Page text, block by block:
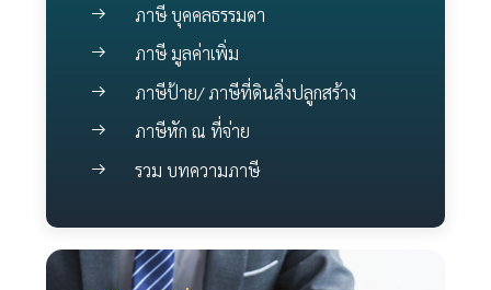
ภาษี บุคคลธรรมดา
ภาษี มูลค่าเพิ่ม
ภาษีป้าย/ ภาษีที่ดินสิ่งปลูกสร้าง
ภาษีหัก ณ ที่จ่าย
รวม บทความภาษี